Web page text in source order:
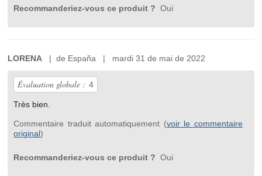
Recommanderiez-vous ce produit ? Oui
LORENA | de España | mardi 31 de mai de 2022
Évaluation globale : 4
Très bien.
Commentaire traduit automatiquement (voir le commentaire
original)
Recommanderiez-vous ce produit ? Oui